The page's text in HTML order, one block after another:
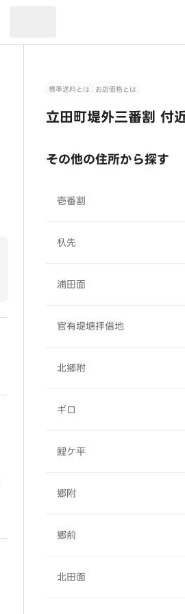
標準送料とは お店価格とは
立田町堤外三番割 付
その他の住所から探す
壱番割
杁先
浦田面
官有堤塘拝借地
北郷附
ギロ
鯉ケ平
郷附
郷前
北田面